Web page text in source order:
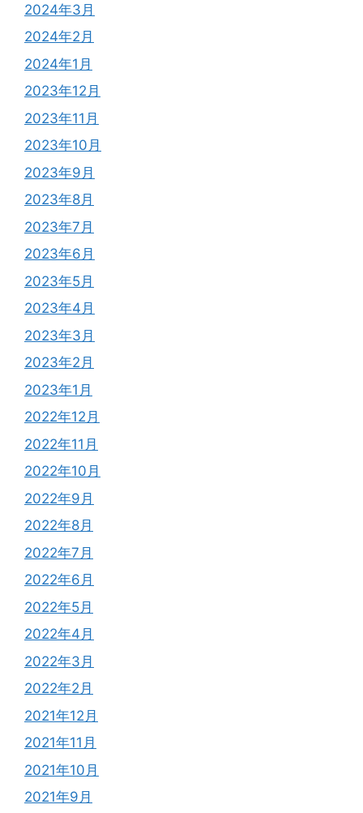
2024年3月
2024年2月
2024年1月
2023年12月
2023年11月
2023年10月
2023年9月
2023年8月
2023年7月
2023年6月
2023年5月
2023年4月
2023年3月
2023年2月
2023年1月
2022年12月
2022年11月
2022年10月
2022年9月
2022年8月
2022年7月
2022年6月
2022年5月
2022年4月
2022年3月
2022年2月
2021年12月
2021年11月
2021年10月
2021年9月